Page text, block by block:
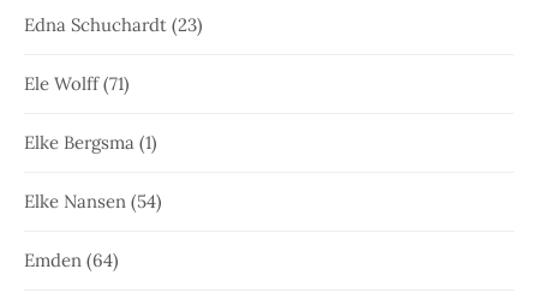
Edna Schuchardt (23)
Ele Wolff(71)
Elke Bergsma (1)
Elke Nansen (54)
Emden (64)